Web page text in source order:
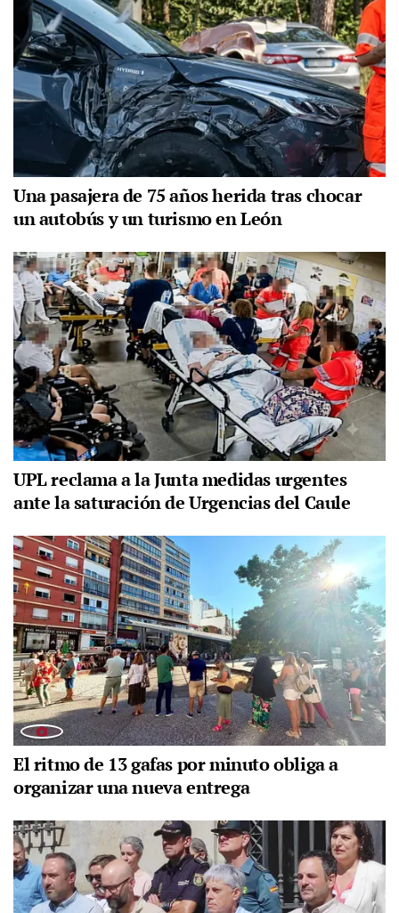
Una pasajera de 75 años herida tras chocar
un autobús y un turismo en León
UPL reclama a la Junta medidas urgentes
ante la saturación de Urgencias del Caule
El ritmo de 13 gafas por minuto obliga a
organizar una nueva entrega